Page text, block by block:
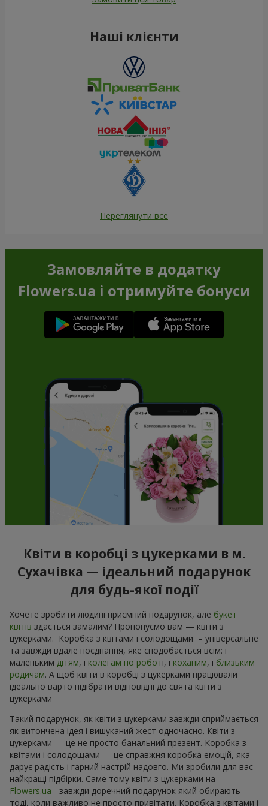
Наші клієнти
Переглянути все
Замовляйте в додатку
Flowers.ua і отримуйте бонуси
Квіти в коробці з цукерками в м.
Сухачівка — ідеальний подарунок
для будь-якої події
Хочете зробити людині приємний подарунок, але букет
квітів здається замалим? Пропонуємо вам — квіти з
цукерками. Коробка з квітами і солодощами – універсальне
та завжди вдале поєднання, яке сподобається всім: і
маленьким дітям, і колегам по роботі, і коханим, і близьким
родичам. А щоб квіти в коробці з цукерками працювали
ідеально варто підібрати відповідні до свята квіти з
цукерками
Такий подарунок, як квіти з цукерками завжди сприймається
як витончена ідея і вишуканий жест одночасно. Квіти з
цукерками — це не просто банальний презент. Коробка з
квітами і солодощами — це справжня коробка емоцій, яка
дарує радість і гарний настрій надовго. Ми зробили для вас
найкращі підбірки. Саме тому квіти з цукерками на
Flowers.ua - завжди доречний подарунок який обирають
тоді, коли важливо не просто привітати. Коробка з квітами і